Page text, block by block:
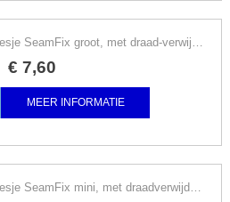
Tornmesje SeamFix groot, met draad-verwijderaar, kies kleur
€ 7,60
MEER INFORMATIE
Tornmesje SeamFix mini, met draadverwijderaar, geel/roze/paars